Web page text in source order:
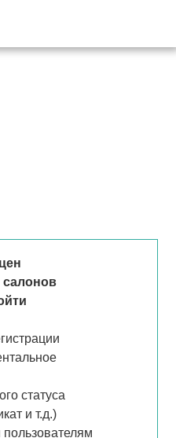
салонов
статуса
и т.д.)